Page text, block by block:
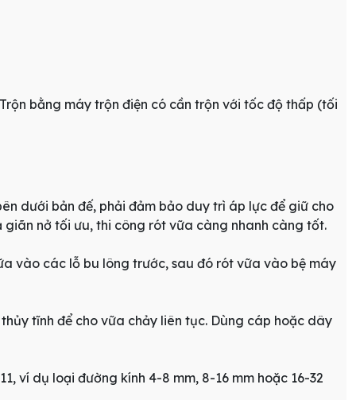
bằng máy trộn điện có cần trộn với tốc độ thấp (tối
dưới bản đế, phải đảm bảo duy trì áp lực để giữ cho
nở tối ưu, thi công rót vữa càng nhanh càng tốt.
vào các lỗ bu lông trước, sau đó rót vữa vào bệ máy
tĩnh để cho vữa chảy liên tục. Dùng cáp hoặc dây
ví dụ loại đường kính 4-8 mm, 8-16 mm hoặc 16-32